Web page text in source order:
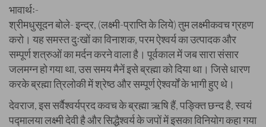
भावार्थः-
श्रीमधुसूदन बोले- इन्द्र, (लक्ष्मी-प्राप्ति के लिये) तुम लक्ष्मीकवच ग्रहण
करो। यह समस्त दुःखों का विनाशक, परम ऐश्वर्य का उत्पादक और
सम्पूर्ण शत्रुओं का मर्दन करने वाला है। पूर्वकाल में जब सारा संसार
जलमग्न हो गया था, उस समय मैनें इसे ब्रह्मा को दिया था। जिसे धारण
करके ब्रह्मा त्रिलोकी में श्रेष्ठ और सम्पूर्ण ऐश्वर्यों के भागी हुए थे।
देवराज, इस सर्वैश्वर्यप्रद कवच के ब्रह्मा ऋषि हैं, पङ्क्ति छन्द है, स्वयं
पद्मालया लक्ष्मी देवी है और सिद्धैश्वर्य के जपों में इसका विनियोग कहा गया